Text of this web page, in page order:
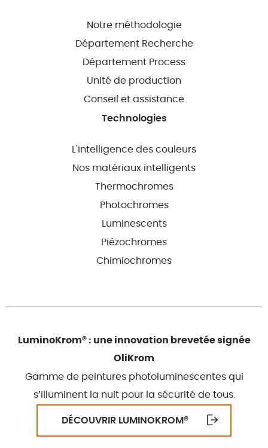
Notre méthodologie
Département Recherche
Département Process
Unité de production
Conseil et assistance
Technologies
L'intelligence des couleurs
Nos matériaux intelligents
Thermochromes
Photochromes
Luminescents
Piézochromes
Chimiochromes
LuminoKrom® : une innovation brevetée signée
OliKrom
Gamme de peintures photoluminescentes qui
s’illuminent la nuit pour la sécurité de tous.
DÉCOUVRIR LUMINOKROM®